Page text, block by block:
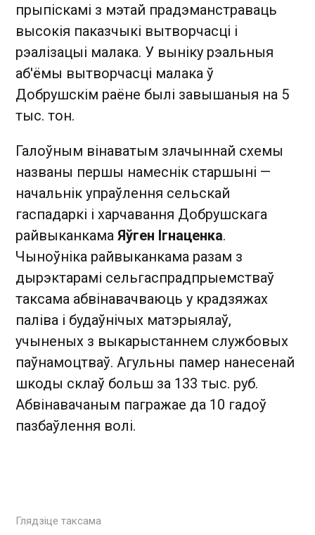
прыпіскамі з мэтай прадэманстраваць
высокія паказчыкі вытворчасці і
рэалізацыі малака. У выніку рэальныя
аб'ёмы вытворчасці малака ў
Добрушскім раёне былі завышаныя на 5
тыс. тон.
Галоўным вінаватым злачыннай схемы
названы першы намеснік старшыні —
начальнік упраўлення сельскай
гаспадаркі і харчавання Добрушскага
райвыканкама Яўген Ігнаценка.
Чыноўніка райвыканкама разам з
дырэктарамі сельгаспрадпрыемстваў
таксама абвінавачваюць у крадзяжах
паліва і будаўнічых матэрыялаў,
учыненых з выкарыстаннем службовых
паўнамоцтваў. Агульны памер нанесенай
шкоды склаў больш за 133 тыс. руб.
Абвінавачаным пагражае да 10 гадоў
пазбаўлення волі.
Глядзіце таксама